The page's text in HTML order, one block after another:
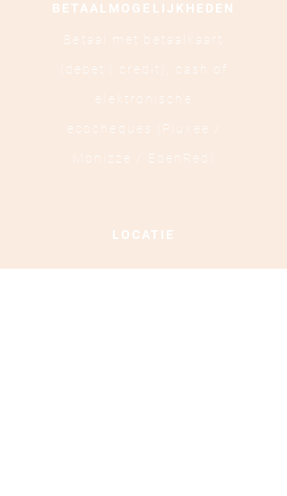
BETAALMOGELIJKHEDEN
Betaal met betaalkaart
(debet | credit), cash of
elektronische
ecocheques (Pluxee /
Monizze / EdenRed)
LOCATIE